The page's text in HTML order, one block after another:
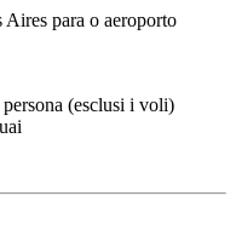
Aires para o aeroporto
(esclusi i voli)